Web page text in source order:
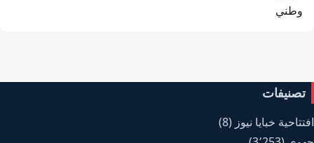
وطني
تصنيفات
افتتاحية خبايا نيوز (8)